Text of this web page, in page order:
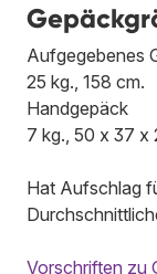
Aufgegebenes
25 kg., 158 cm.
Handgepäck
7 kg., 50 x 37 x
Hat Aufschlag
Vorschriften zu